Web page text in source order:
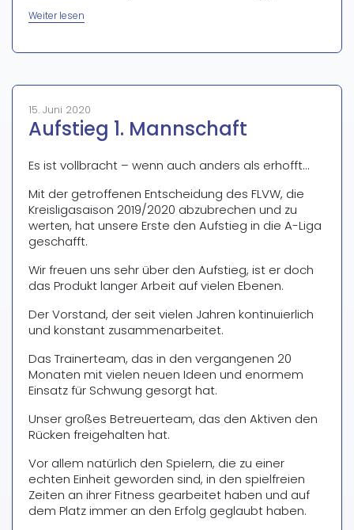
Weiter lesen
15. Juni 2020
Aufstieg 1. Mannschaft
Es ist vollbracht – wenn auch anders als erhofft…
Mit der getroffenen Entscheidung des FLVW, die
Kreisligasaison 2019/2020 abzubrechen und zu
werten, hat unsere Erste den Aufstieg in die A-Liga
geschafft.
Wir freuen uns sehr über den Aufstieg, ist er doch
das Produkt langer Arbeit auf vielen Ebenen.
Der Vorstand, der seit vielen Jahren kontinuierlich
und konstant zusammenarbeitet.
Das Trainerteam, das in den vergangenen 20
Monaten mit vielen neuen Ideen und enormem
Einsatz für Schwung gesorgt hat.
Unser großes Betreuerteam, das den Aktiven den
Rücken freigehalten hat.
Vor allem natürlich den Spielern, die zu einer
echten Einheit geworden sind, in den spielfreien
Zeiten an ihrer Fitness gearbeitet haben und auf
dem Platz immer an den Erfolg geglaubt haben.